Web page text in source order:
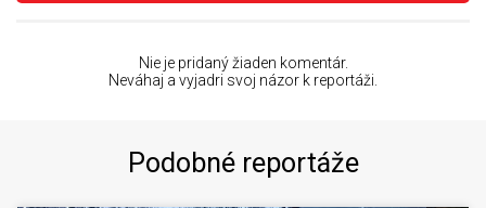
Nie je pridaný žiaden komentár.
Neváhaj a vyjadri svoj názor k reportáži.
Podobné reportáže